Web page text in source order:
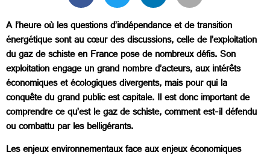
A l’heure où les questions d’indépendance et de transition
énergétique sont au cœur des discussions, celle de l’exploitation
du gaz de schiste en France pose de nombreux défis. Son
exploitation engage un grand nombre d’acteurs, aux intérêts
économiques et écologiques divergents, mais pour qui la
conquête du grand public est capitale. Il est donc important de
comprendre ce qu’est le gaz de schiste, comment est-il défendu
ou combattu par les belligérants.
Les enjeux environnementaux face aux enjeux économiques